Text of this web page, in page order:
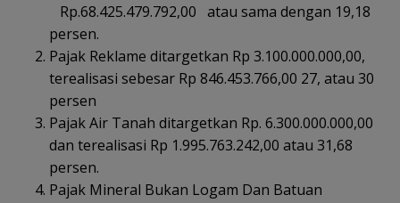
Rp.68.425.479.792,00 atau sama dengan 19,18
persen.
Pajak Reklame ditargetkan Rp 3.100.000.000,00,
terealisasi sebesar Rp 846.453.766,00 27, atau 30
persen
Pajak Air Tanah ditargetkan Rp. 6.300.000.000,00
dan terealisasi Rp 1.995.763.242,00 atau 31,68
persen.
Pajak Mineral Bukan Logam Dan Batuan